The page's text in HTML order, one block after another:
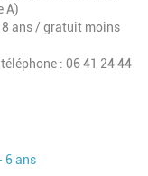
A)
ans / gratuit moins
: 06 41 24 44
6 ans